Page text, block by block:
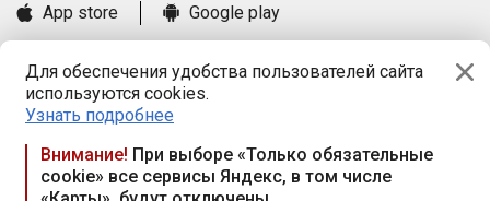
Для обеспечения удобства пользователей сайта
используются cookies.
Узнать подробнее
Внимание! При выборе «Только обязательные
cookie» все сервисы Яндекс, в том числе
App store
Google play
Книга замечаний и предложений
Правила и документы
Praca.by © 2000—2026, ООО «ПРАЦА БАЙ»
Республика Беларусь, 220114, г. Минск, пр-т Независимости
117а, пом. № 9.